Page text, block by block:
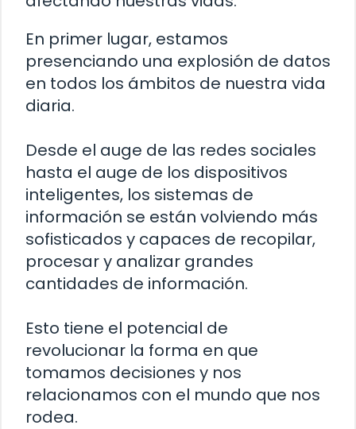
En primer lugar, estamos
presenciando una explosión de datos
en todos los ámbitos de nuestra vida
diaria.
Desde el auge de las redes sociales
hasta el auge de los dispositivos
inteligentes, los sistemas de
información se están volviendo más
sofisticados y capaces de recopilar,
procesar y analizar grandes
cantidades de información.
Esto tiene el potencial de
revolucionar la forma en que
tomamos decisiones y nos
relacionamos con el mundo que nos
rodea.